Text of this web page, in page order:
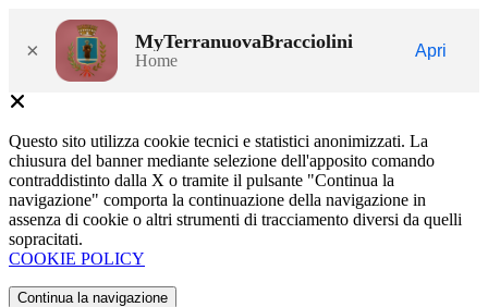
× MyTerranuovaBracciolini
Home
Apri
Questo sito utilizza cookie tecnici e statistici anonimizzati. La
chiusura del banner mediante selezione dell'apposito comando
contraddistinto dalla X o tramite il pulsante "Continua la
navigazione" comporta la continuazione della navigazione in
assenza di cookie o altri strumenti di tracciamento diversi da quelli
sopracitati.
COOKIE POLICY
Continua la navigazione